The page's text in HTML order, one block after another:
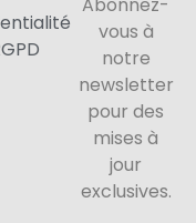
vous à
notre
newsletter
pour des
mises à
jour
exclusives.